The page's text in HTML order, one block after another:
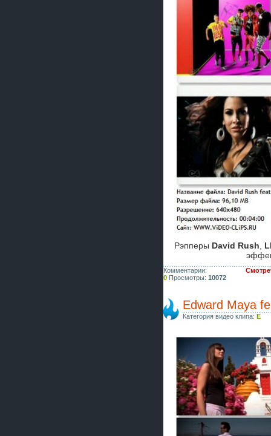
Рэпперы David Rush
Комментарии:
0 Просмотры: 10072
Edward Maya
Категория видео клипа: E